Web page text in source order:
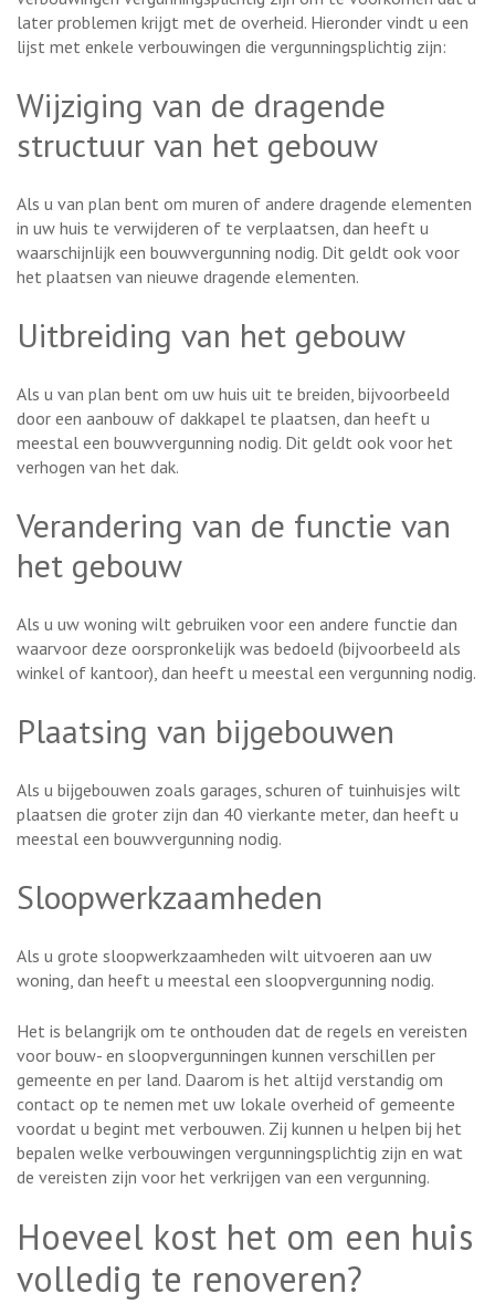
later problemen krijgt met de overheid. Hieronder vindt u een
lijst met enkele verbouwingen die vergunningsplichtig zijn:
Wijziging van de dragende
structuur van het gebouw
Als u van plan bent om muren of andere dragende elementen
in uw huis te verwijderen of te verplaatsen, dan heeft u
waarschijnlijk een bouwvergunning nodig. Dit geldt ook voor
het plaatsen van nieuwe dragende elementen.
Uitbreiding van het gebouw
Als u van plan bent om uw huis uit te breiden, bijvoorbeeld
door een aanbouw of dakkapel te plaatsen, dan heeft u
meestal een bouwvergunning nodig. Dit geldt ook voor het
verhogen van het dak.
Verandering van de functie van
het gebouw
Als u uw woning wilt gebruiken voor een andere functie dan
waarvoor deze oorspronkelijk was bedoeld (bijvoorbeeld als
winkel of kantoor), dan heeft u meestal een vergunning nodig.
Plaatsing van bijgebouwen
Als u bijgebouwen zoals garages, schuren of tuinhuisjes wilt
plaatsen die groter zijn dan 40 vierkante meter, dan heeft u
meestal een bouwvergunning nodig.
Sloopwerkzaamheden
Als u grote sloopwerkzaamheden wilt uitvoeren aan uw
woning, dan heeft u meestal een sloopvergunning nodig.
Het is belangrijk om te onthouden dat de regels en vereisten
voor bouw- en sloopvergunningen kunnen verschillen per
gemeente en per land. Daarom is het altijd verstandig om
contact op te nemen met uw lokale overheid of gemeente
voordat u begint met verbouwen. Zij kunnen u helpen bij het
bepalen welke verbouwingen vergunningsplichtig zijn en wat
de vereisten zijn voor het verkrijgen van een vergunning.
Hoeveel kost het om een huis
volledig te renoveren?